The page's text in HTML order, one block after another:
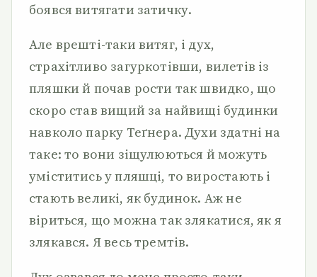
боявся витягати затичку.
Але врешті-таки витяг, і дух,
страхітливо загуркотівши, вилетів із
пляшки й почав рости так швидко, що
скоро став вищий за найвищі будинки
навколо парку Теґнера. Духи здатні на
таке: то вони зіщулюються й можуть
уміститись у пляшці, то виростають і
стають великі, як будинок. Аж не
віриться, що можна так злякатися, як я
злякався. Я весь тремтів.